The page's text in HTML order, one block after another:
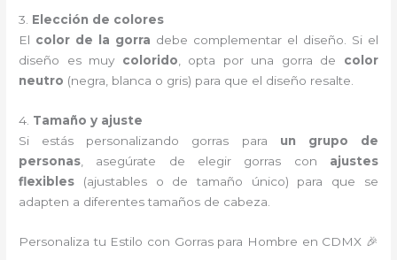
3. Elección de colores
El color de la gorra debe complementar el diseño. Si el
diseño es muy colorido , opta por una gorra de color
neutro (negra, blanca o gris) para que el diseño resalte.
4. Tamaño y ajuste
Si estás personalizando gorras para un grupo de
personas , asegúrate de elegir gorras con ajustes
flexibles (ajustables o de tamaño único) para que se
adapten a diferentes tamaños de cabeza.
Personaliza tu Estilo con Gorras para Hombre en CDMX 🎉